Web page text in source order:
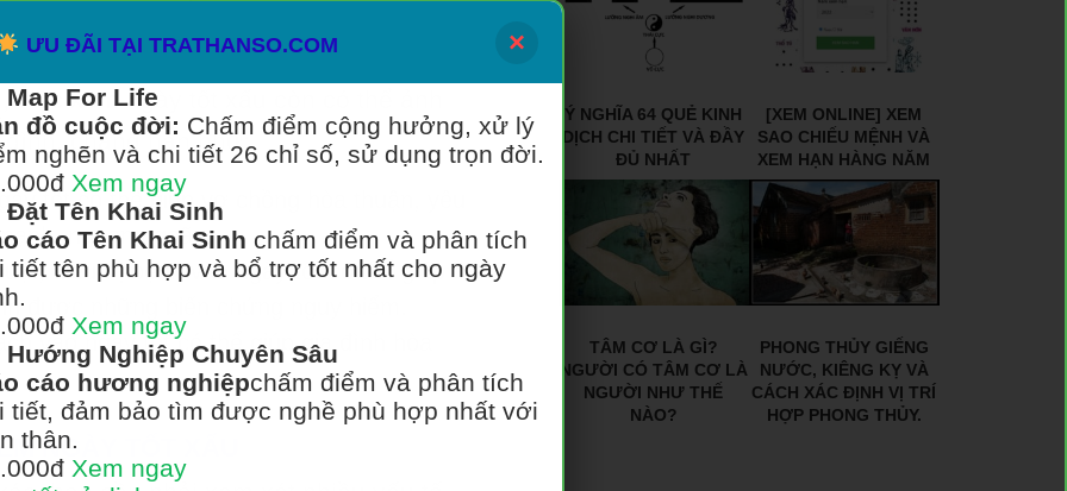
xem ngày tốt xấu còn có thể ảnh
chẳng hạn như:
tốt có thể giúp vợ chồng hòa thuận, yêu
ngoan ngoãn.
điều trị bệnh vào ngày tốt có thể giúp bạn
được những biến chứng nguy hiểm.
vào ngày tốt có thể giúp gia đình hòa
NGÀY TỐT XẤU
Ý NGHĨA 64 QUẺ KINH
DỊCH CHI TIẾT VÀ ĐẦY
ĐỦ NHẤT
[XEM ONLINE] XEM
SAO CHIẾU MỆNH VÀ
XEM HẠN HÀNG NĂM
TÂM CƠ LÀ GÌ?
NGƯỜI CÓ TÂM CƠ LÀ
NGƯỜI NHƯ THẾ
NÀO?
PHONG THỦY GIẾNG
NƯỚC, KIÊNG KỴ VÀ
CÁCH XÁC ĐỊNH VỊ TRÍ
HỢP PHONG THỦY.
ƯU ĐÃI TẠI TRATHANSO.COM ×
Map For Life
đồ cuộc đời: Chấm điểm cộng hưởng, xử lý
nghẽn và chi tiết 26 chỉ số, sử dụng trọn đời.
Xem ngay
Đặt Tên Khai Sinh
cáo Tên Khai Sinh chấm điểm và phân tích
tiết tên phù hợp và bổ trợ tốt nhất cho ngày
Xem ngay
Hướng Nghiệp Chuyên Sâu
cáo hương nghiệpchấm điểm và phân tích
tiết, đảm bảo tìm được nghề phù hợp nhất với
thân.
Xem ngay